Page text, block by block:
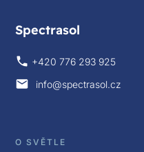
Spectrasol
+420 776 293 925
info@spectrasol.cz
O SVĚTLE